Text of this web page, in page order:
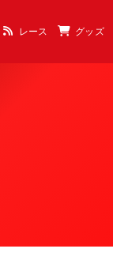
レース グッズ